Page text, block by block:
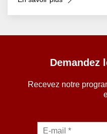
Demandez
Recevez notre